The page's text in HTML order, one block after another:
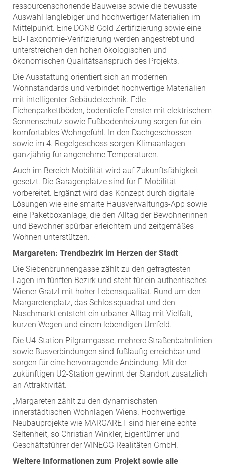
ressourcenschonende Bauweise sowie die bewusste
Auswahl langlebiger und hochwertiger Materialien im
Mittelpunkt. Eine DGNB Gold Zertifizierung sowie eine
EU-Taxonomie-Verifizierung werden angestrebt und
unterstreichen den hohen ökologischen und
ökonomischen Qualitätsanspruch des Projekts.
Die Ausstattung orientiert sich an modernen
Wohnstandards und verbindet hochwertige Materialien
mit intelligenter Gebäudetechnik. Edle
Eichenparkettböden, bodentiefe Fenster mit elektrischem
Sonnenschutz sowie Fußbodenheizung sorgen für ein
komfortables Wohngefühl. In den Dachgeschossen
sowie im 4. Regelgeschoss sorgen Klimaanlagen
ganzjährig für angenehme Temperaturen.
Auch im Bereich Mobilität wird auf Zukunftsfähigkeit
gesetzt. Die Garagenplätze sind für E-Mobilität
vorbereitet. Ergänzt wird das Konzept durch digitale
Lösungen wie eine smarte Hausverwaltungs-App sowie
eine Paketboxanlage, die den Alltag der Bewohnerinnen
und Bewohner spürbar erleichtern und zeitgemäßes
Wohnen unterstützen.
Margareten: Trendbezirk im Herzen der Stadt
Die Siebenbrunnengasse zählt zu den gefragtesten
Lagen im fünften Bezirk und steht für ein authentisches
Wiener Grätzl mit hoher Lebensqualität. Rund um den
Margaretenplatz, das Schlossquadrat und den
Naschmarkt entsteht ein urbaner Alltag mit Vielfalt,
kurzen Wegen und einem lebendigen Umfeld.
Die U4-Station Pilgramgasse, mehrere Straßenbahnlinien
sowie Busverbindungen sind fußläufig erreichbar und
sorgen für eine hervorragende Anbindung. Mit der
zukünftigen U2-Station gewinnt der Standort zusätzlich
an Attraktivität.
„Margareten zählt zu den dynamischsten
innerstädtischen Wohnlagen Wiens. Hochwertige
Neubauprojekte wie MARGARET sind hier eine echte
Seltenheit, so Christian Winkler, Eigentümer und
Geschäftsführer der WINEGG Realitäten GmbH.
Weitere Informationen zum Projekt sowie alle